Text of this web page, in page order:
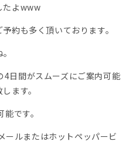
たよwww
約も多く頂いております。
日間がスムーズにご案内可能
ます。
です。
ールまたはホットペッパービ